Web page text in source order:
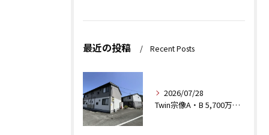
最近の投稿 Recent Posts
2026/07/28
Twin宗像A・B 5,700万円（税込）